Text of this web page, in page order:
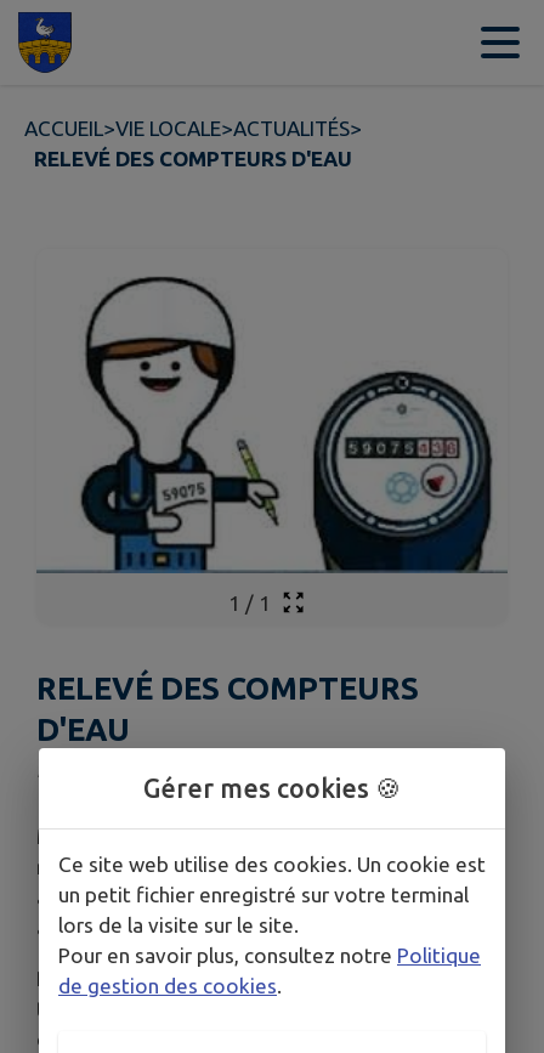
Contenu
ACCUEIL>VIE LOCALE>ACTUALITÉS>
RELEVÉ DES COMPTEURS D'EAU
1 / 1
RELEVÉ DES COMPTEURS
D'EAU
Publié le jeudi 04 juin 2026 - Lapoutroie
M. Thierry DIDIER, agent du SDEA, est chargé de
relever les compteurs d'eau sur le ban communal
à compter du9 juin.Merci de lui réserver un bon
accueil.
Pour rappel, la compétence de l'eau ayant été
transférée à la SDEA, les relevés des compteurs
d'eau ne sont plus effectués par les services
Gérer mes cookies 🍪
Ce site web utilise des cookies. Un cookie est
un petit fichier enregistré sur votre terminal
lors de la visite sur le site.
Pour en savoir plus, consultez notre Politique
de gestion des cookies.